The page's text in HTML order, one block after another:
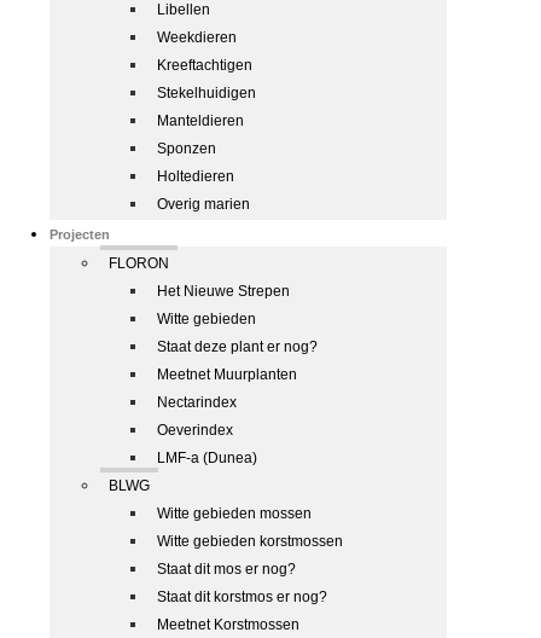
Libellen
Weekdieren
Kreeftachtigen
Stekelhuidigen
Manteldieren
Sponzen
Holtedieren
Overig marien
Projecten
FLORON
Het Nieuwe Strepen
Witte gebieden
Staat deze plant er nog?
Meetnet Muurplanten
Nectarindex
Oeverindex
LMF-a (Dunea)
BLWG
Witte gebieden mossen
Witte gebieden korstmossen
Staat dit mos er nog?
Staat dit korstmos er nog?
Meetnet Korstmossen